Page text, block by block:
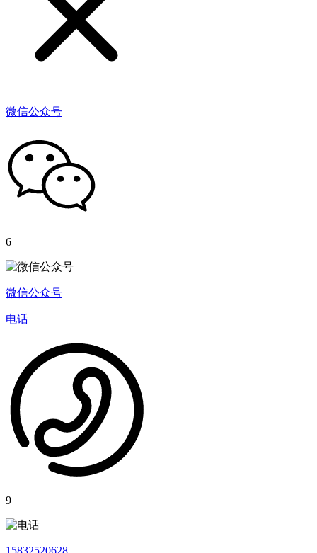
微信公众号
6
微信公众号
电话
9
15832520628